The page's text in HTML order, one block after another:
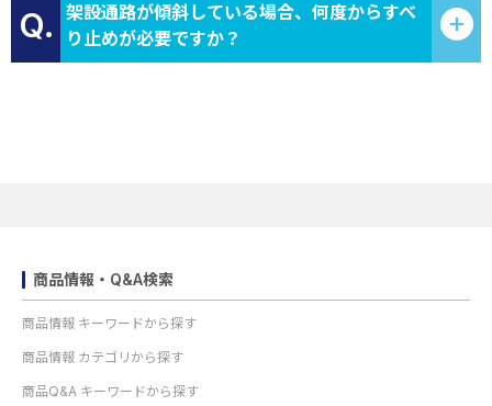
Q.
架設通路が傾斜している場合、何度からすべ
り止めが必要ですか？
商品情報・Q&A検索
商品情報 キーワードから探す
商品情報 カテゴリから探す
商品Q&A キーワードから探す